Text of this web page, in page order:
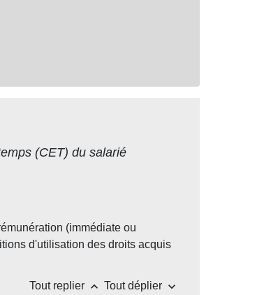
(CET) du salarié
(immédiate ou
d'utilisation des droits acquis
Tout replier keyboard_arrow_up Tout déplier keyboard_arrow_down